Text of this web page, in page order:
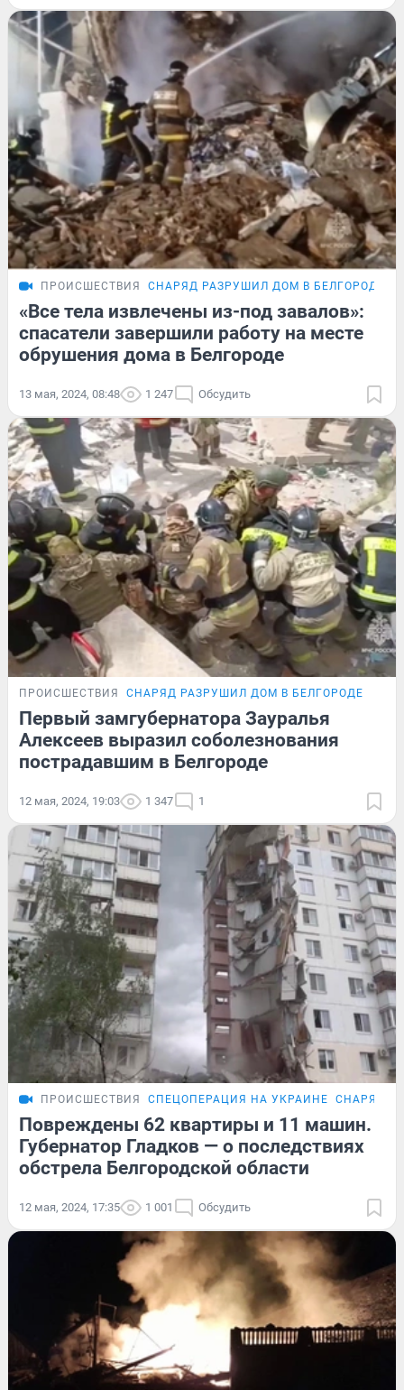
ПРОИСШЕСТВИЯ СНАРЯД РАЗРУШИЛ ДОМ В БЕЛГОРОДЕ
«Все тела извлечены из-под завалов»:
спасатели завершили работу на месте
обрушения дома в Белгороде
13 мая, 2024, 08:48 1 247 Обсудить
ПРОИСШЕСТВИЯ СНАРЯД РАЗРУШИЛ ДОМ В БЕЛГОРОДЕ
Первый замгубернатора Зауралья
Алексеев выразил соболезнования
пострадавшим в Белгороде
12 мая, 2024, 19:03 1 347 1
ПРОИСШЕСТВИЯ СПЕЦОПЕРАЦИЯ НА УКРАИНЕ СНАРЯД
Повреждены 62 квартиры и 11 машин.
Губернатор Гладков — о последствиях
обстрела Белгородской области
12 мая, 2024, 17:35 1 001 Обсудить